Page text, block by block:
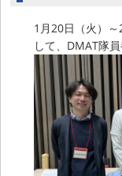
1月20日（火）
して、DMAT隊